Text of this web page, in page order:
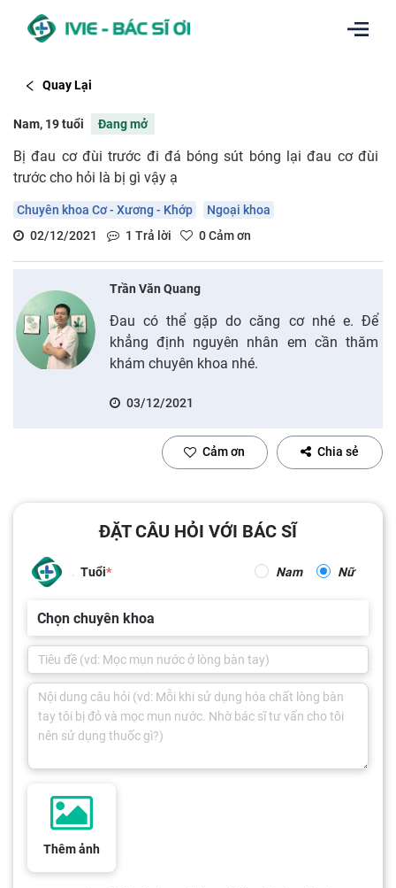
Quay Lại
Nam, 19 tuổi Đang mở
Bị đau cơ đùi trước đi đá bóng sút bóng lại đau cơ đùi
trước cho hỏi là bị gì vậy ạ
Chuyên khoa Cơ - Xương - Khớp
Ngoại khoa
02/12/2021
1 Trả lời 0Cảm ơn
Trần Văn Quang
Đau có thể gặp do căng cơ nhé e. Để
khẳng định nguyên nhân em cần thăm
khám chuyên khoa nhé.
03/12/2021
Cảm ơn Chia sẻ
ĐẶT CÂU HỎI VỚI BÁC SĨ
Tuổi Nam Nữ
Chọn chuyên khoa
Thêm ảnh